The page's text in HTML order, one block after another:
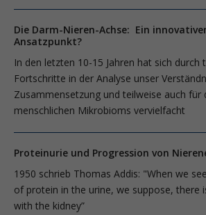
Die Darm-Nieren-Achse: Ein
Ansatzpunkt?
In den letzten 10-15 Jahren hat sich durch
Fortschritte in der Analyse unser
Zusammensetzung und teilweise auch für
menschlichen Mikrobioms vervielfacht
Proteinurie und Progression von
1950 schrieb Thomas Addis: "When we
of protein in the urine, we suppose, there
with the kidney”